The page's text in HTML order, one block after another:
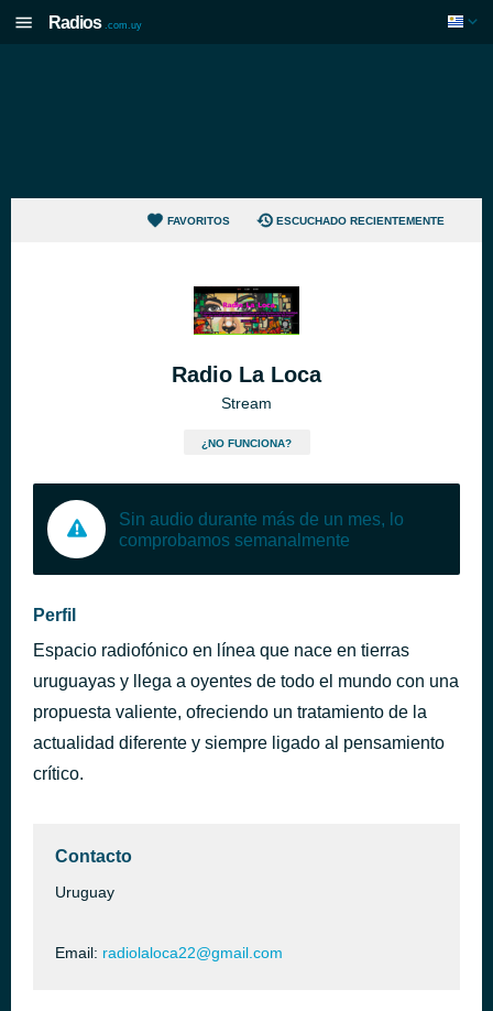
Radios .com.uy
FAVORITOS ESCUCHADO RECIENTEMENTE
Radio La Loca
Stream
¿NO FUNCIONA?
Sin audio durante más de un mes, lo
comprobamos semanalmente
Perfil
Espacio radiofónico en línea que nace en tierras
uruguayas y llega a oyentes de todo el mundo con una
propuesta valiente, ofreciendo un tratamiento de la
actualidad diferente y siempre ligado al pensamiento
crítico.
Contacto
Uruguay
Email: radiolaloca22@gmail.com